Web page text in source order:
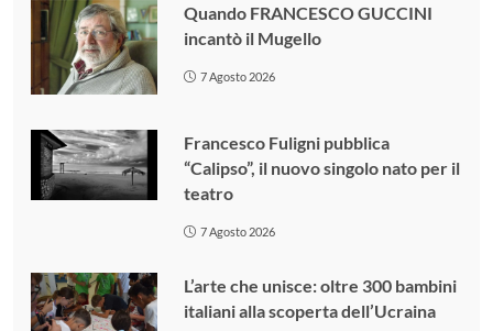
Quando FRANCESCO GUCCINI
incantò il Mugello
7 Agosto 2026
Francesco Fuligni pubblica
“Calipso”, il nuovo singolo nato per il
teatro
7 Agosto 2026
L’arte che unisce: oltre 300 bambini
italiani alla scoperta dell’Ucraina